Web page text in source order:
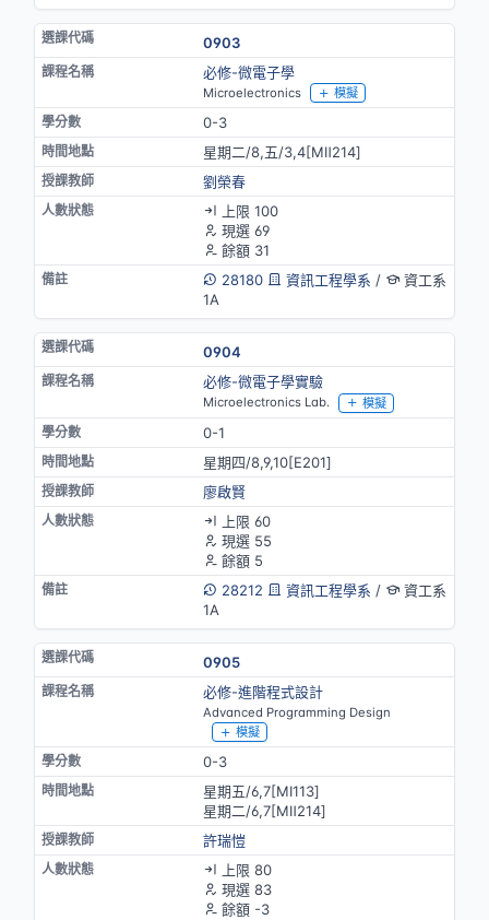
0903
必修-微電子學
Microelectronics 模擬
0-3
星期二/8,五/3,4[MⅡ214]
劉榮春
上限 100
現選 69
餘額 31
28180
資訊工程學系 /
資工系
1A
0904
必修-微電子學實驗
Microelectronics Lab. 模擬
0-1
星期四/8,9,10[E201]
廖啟賢
上限 60
現選 55
餘額 5
28212
資訊工程學系 /
資工系
1A
0905
必修-進階程式設計
Advanced Programming Design
模擬
0-3
星期五/6,7[MⅠ113]
星期二/6,7[MⅡ214]
許瑞愷
上限 80
現選 83
餘額 -3